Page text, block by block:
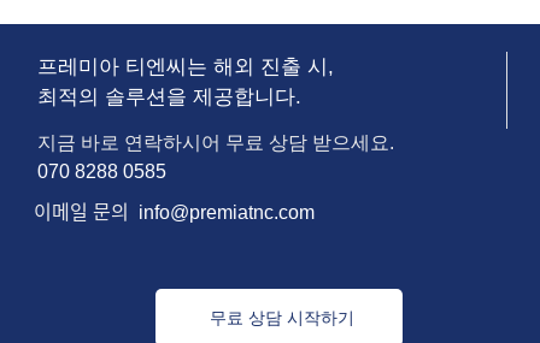
프레미아 티엔씨는 해외 진출 시,
최적의 솔루션을 제공합니다.
지금 바로 연락하시어 무료 상담 받으세요.
070 8288 0585
이메일 문의 info@premiatnc.com
무료 상담 시작하기